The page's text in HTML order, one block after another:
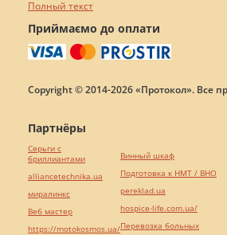
Полный текст
Приймаємо до оплати
Copyright © 2014-2026 «Протокол». Все
Партнёры
Серьги с
бриллиантами
alliancetechnika.ua
миралинкс
Веб мастер
https://motokosmos.ua/
Винный шкаф
Подготовка к НМТ / ВНО
pereklad.ua
hospice-life.com.ua/
Перевозка больных